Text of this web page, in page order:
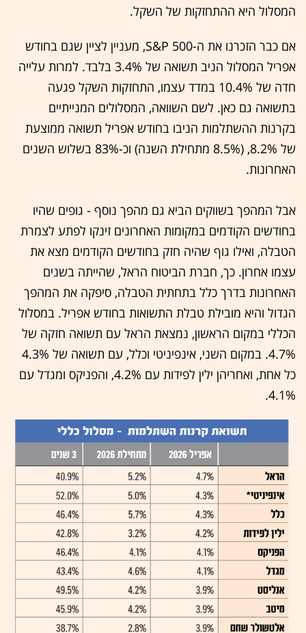
המסלול היא ההתחזקות של השקל.
אם כבר הזכרנו את ה-S&P 500, מעניין לציין שגם בחודש
אפריל המסלול הניב תשואה של 3.4% בלבד. למרות עלייה
חדה של 10.4% במדד עצמו, התחזקות השקל פגעה
בתשואה גם כאן. לשם השוואה, המסלולים המנייתיים
בקרנות ההשתלמות הניבו בחודש אפריל תשואה ממוצעת
של 8.2%, (8.5% מתחילת השנה) וכ-83% בשלוש השנים
האחרונות.
אבל המהפך בשווקים הביא גם מהפך נוסף - גופים שהיו
בחודשים הקודמים במקומות האחרונים זינקו לפתע לצמרת
הטבלה, ואילו גוף שהיה חזק בחודשים הקודמים מצא את
עצמו אחרון. כך, חברת הביטוח הראל, שהייתה בשנים
האחרונות בדרך כלל בתחתית הטבלה, סיפקה את המהפך
הגדול והיא מובילת טבלת התשואות בחודש אפריל. במסלול
הכללי במקום הראשון, נמצאת הראל עם תשואה חזקה של
4.7%. במקום השני, אינפיניטי וכלל, עם תשואה של 4.3%
כל אחת, ואחריהן ילין לפידות עם 4.2%, והפניקס ומגדל עם
4.1%.